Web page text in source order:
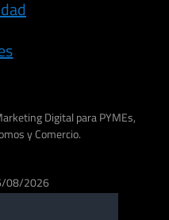
Digital para PYMEs,
y Comercio.
08/2026